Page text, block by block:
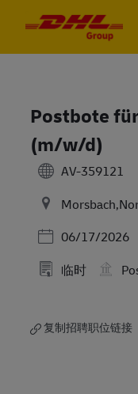
Postbote
(m/w/d)
AV-359121
Posted Date
06/17/2026
临时
复制招聘职位链接